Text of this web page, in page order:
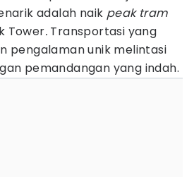
adalah naik peak tram
Tower. Transportasi yang
pengalaman unik melintasi
pemandangan yang indah.